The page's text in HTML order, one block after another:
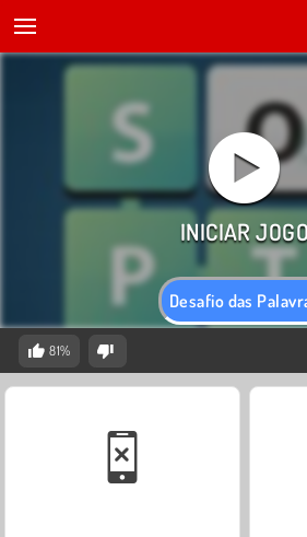
Desafio das
81%